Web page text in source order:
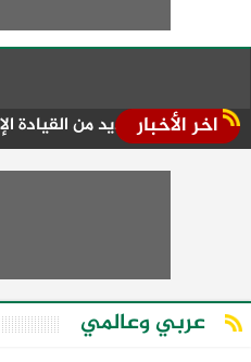
اخر الأخبار
عربي وعالمي